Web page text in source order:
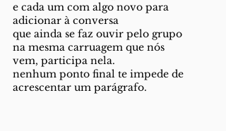
e cada um com algo novo para
adicionar à conversa
que ainda se faz ouvir pelo grupo
na mesma carruagem que nós
vem, participa nela.
nenhum ponto final te impede de
acrescentar um parágrafo.